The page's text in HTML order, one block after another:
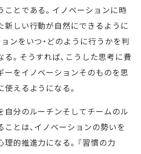
ことである。イノベーションに時
新しい行動が自然にできるように
ンをいつ・どのように行うかを判
。そうすれば、こうした思考に費
ーをイノベーションそのものを思
えるようになる。
分のルーチンそしてチームのル
とは、イノベーションの勢いを
的推進力になる。『習慣の力